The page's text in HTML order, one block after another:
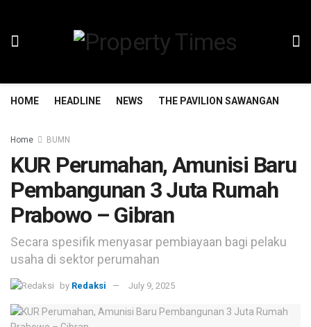
HOME HEADLINE NEWS THE PAVILION SAWANGAN
Home BUMN
KUR Perumahan, Amunisi Baru
Pembangunan 3 Juta Rumah
Prabowo – Gibran
Secara spesifik menyasar pembiayaan bagi pelaku
usaha di sektor perumahan
by Redaksi July 9, 2025